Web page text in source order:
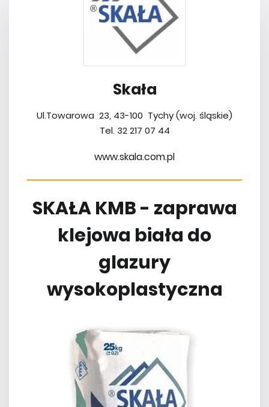
Skała
Ul.Towarowa 23, 43-100 Tychy (woj. śląskie)
Tel. 32 217 07 44
www.skala.com.pl
SKAŁA KMB - zaprawa
klejowa biała do
glazury
wysokoplastyczna